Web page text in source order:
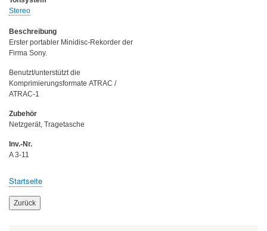
Stereo
Beschreibung
Erster portabler Minidisc-Rekorder der
Firma Sony.
Benutzt/unterstützt die
Komprimierungsformate ATRAC /
ATRAC-1
Zubehör
Netzgerät, Tragetasche
Inv.-Nr.
A 3-11
Breadcrumb
Startseite
Zurück